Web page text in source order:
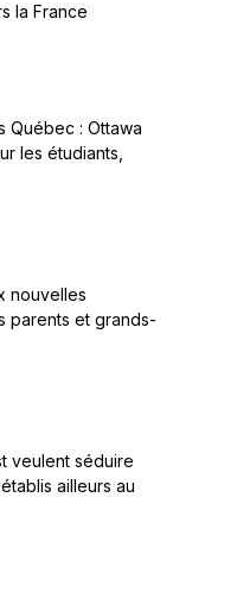
la France
Québec : Ottawa
les étudiants,
nouvelles
parents et grands-
veulent séduire
ailleurs au